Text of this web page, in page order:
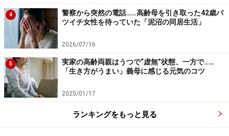
ミカコさんも異動になった。慣れない仕事に慣れない人
間関係で、気持ちが疲弊していくのが分かった。
「同僚たちはそれぞれに苦労しながらもなんとかやって
いる。でも私は一時期、『ほとんど無口な人』になって
しまって。人の顔色をうかがうことに疲れていきまし
た」
自分の言葉が人を怒らせるとは限らないし、そもそも自
4
警察から突然の電話……高齢母を引き取った42歳バ
ツイチ女性を待っていた「泥沼の同居生活」
2026/07/16
5
実家の高齢両親はうつで“虚無”状態、一方で……
「生き方がうまい」義母に感じる元気のコツ
2025/01/17
ランキングをもっと見る